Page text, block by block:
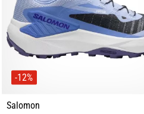
-12%
Salomon